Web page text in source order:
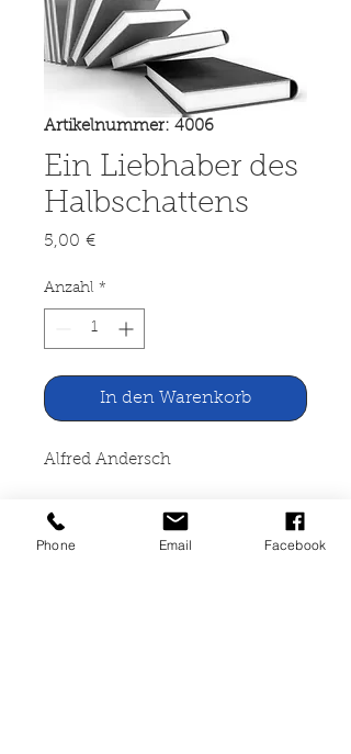
Artikelnummer: 4006
Ein Liebhaber des
Halbschattens
5,00 €Preis
Anzahl *
In den Warenkorb
Alfred Andersch
Ein Liebhaber des Halbschattens.
Erzählungen
Phone Email Facebook